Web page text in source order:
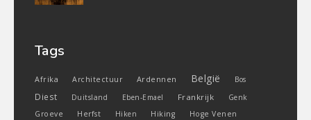
Tags
Afrika Architectuur Ardennen België Bos
Diest Duitsland Eben-Emael Frankrijk
Genk
Groeve
Herfst Hiken Hiking Hoge Venen